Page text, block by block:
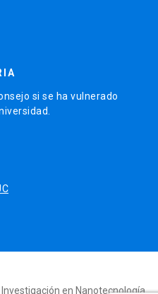
si se ha vulnerado
en Nanotecnología